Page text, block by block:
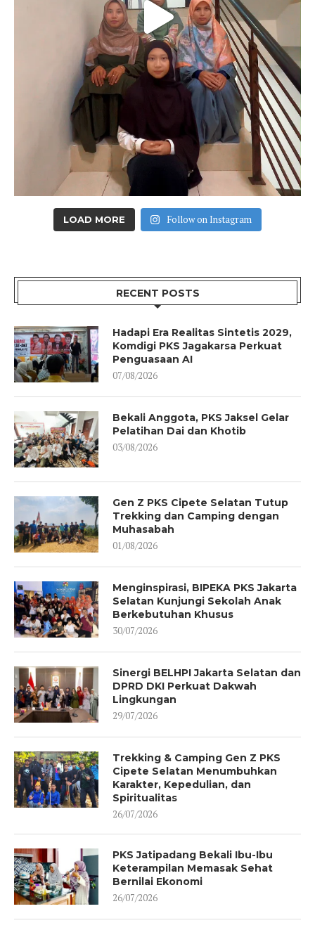
LOAD MORE Follow on Instagram
RECENT POSTS
Hadapi Era Realitas Sintetis 2029,
Komdigi PKS Jagakarsa Perkuat
Penguasaan AI
07/08/2026
Bekali Anggota, PKS Jaksel Gelar
Pelatihan Dai dan Khotib
03/08/2026
Gen Z PKS Cipete Selatan Tutup
Trekking dan Camping dengan
Muhasabah
01/08/2026
Menginspirasi, BIPEKA PKS Jakarta
Selatan Kunjungi Sekolah Anak
Berkebutuhan Khusus
30/07/2026
Sinergi BELHPI Jakarta Selatan dan
DPRD DKI Perkuat Dakwah
Lingkungan
29/07/2026
Trekking & Camping Gen Z PKS
Cipete Selatan Menumbuhkan
Karakter, Kepedulian, dan
Spiritualitas
26/07/2026
PKS Jatipadang Bekali Ibu-Ibu
Keterampilan Memasak Sehat
Bernilai Ekonomi
26/07/2026